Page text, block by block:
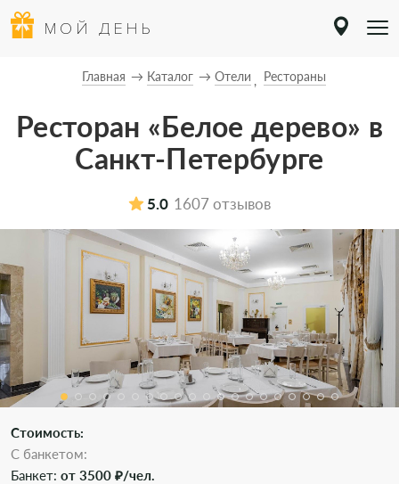
МОЙ ДЕНЬ
Главная Каталог Отели Рестораны
Ресторан «Белое дерево» в
Санкт-Петербурге
5.0 1607 отзывов
Стоимость:
С банкетом:
Банкет: от 3500 ₽/чел.